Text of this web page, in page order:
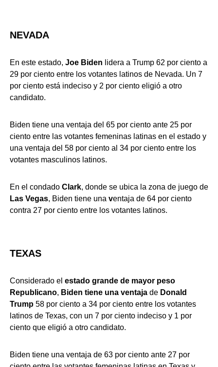
NEVADA
En este estado, Joe Biden lidera a Trump 62 por ciento a
29 por ciento entre los votantes latinos de Nevada. Un 7
por ciento está indeciso y 2 por ciento eligió a otro
candidato.
Biden tiene una ventaja del 65 por ciento ante 25 por
ciento entre las votantes femeninas latinas en el estado y
una ventaja del 58 por ciento al 34 por ciento entre los
votantes masculinos latinos.
En el condado Clark, donde se ubica la zona de juego de
Las Vegas, Biden tiene una ventaja de 64 por ciento
contra 27 por ciento entre los votantes latinos.
TEXAS
Considerado el estado grande de mayor peso
Republicano, Biden tiene una ventaja de Donald
Trump 58 por ciento a 34 por ciento entre los votantes
latinos de Texas, con un 7 por ciento indeciso y 1 por
ciento que eligió a otro candidato.
Biden tiene una ventaja de 63 por ciento ante 27 por